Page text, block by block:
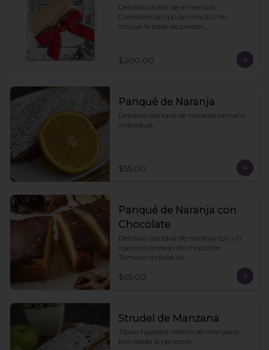
Delicioso dulce de almendra.
Consistencia tipo jamoncillo. No
incluye la base de pewter.
$200.00
Panqué de Naranja
Delicioso panqué de naranja tamaño
individual.
$55.00
Panqué de Naranja con
Chocolate
Delicioso panqué de naranja con un
ligero chorreado de chocolate.
Tamaño individual.
$65.00
Strudel de Manzana
Típico hojaldre relleno de manzana
horneada. 6 personas